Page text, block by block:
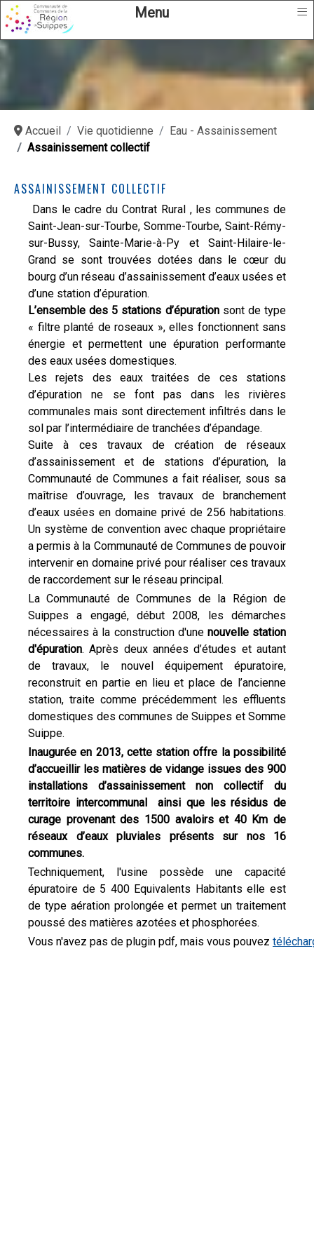
Menu ≡
Accueil Vie quotidienne
Eau - Assainissement
Assainissement collectif
ASSAINISSEMENT COLLECTIF
Dans le cadre du Contrat Rural , les communes de
Saint-Jean-sur-Tourbe, Somme-Tourbe, Saint-Rémy-
sur-Bussy, Sainte-Marie-à-Py et Saint-Hilaire-le-
Grand se sont trouvées dotées dans le cœur du
bourg d’un réseau d’assainissement d’eaux usées et
d’une station d’épuration.
L’ensemble des 5 stations d’épurationsont de type
« filtre planté de roseaux », elles fonctionnent sans
énergie et permettent une épuration performante
des eaux usées domestiques.
Les rejets des eaux traitées de ces stations
d’épuration ne se font pas dans les rivières
communales mais sont directement infiltrés dans le
sol par l’intermédiaire de tranchées d’épandage.
Suite à ces travaux de création de réseaux
d’assainissement et de stations d’épuration, la
Communauté de Communes a fait réaliser, sous sa
maîtrise d’ouvrage, les travaux de branchement
d’eaux usées en domaine privé de 256 habitations.
Un système de convention avec chaque propriétaire
a permis à la Communauté de Communes de pouvoir
intervenir en domaine privé pour réaliser ces travaux
de raccordement sur le réseau principal.
La Communauté de Communes de la Région de
Suippes a engagé, début 2008, les démarches
nécessaires à la construction d'une nouvelle station
d'épuration. Après deux années d’études et autant
de travaux, le nouvel équipement épuratoire,
reconstruit en partie en lieu et place de l’ancienne
station, traite comme précédemment les effluents
domestiques des communes de Suippes et Somme
Suippe.
Inaugurée en 2013, cette station offre la possibilité
d’accueillir les matières de vidange issues des 900
installations d’assainissement non collectif du
territoire intercommunal ainsi que les résidus de
curage provenant des 1500 avaloirs et 40 Km de
réseaux d’eaux pluviales présents sur nos 16
communes.
Techniquement, l'usine possède une capacité
épuratoire de 5 400 Equivalents Habitants elle est
de type aération prolongée et permet un traitement
poussé des matières azotées et phosphorées.
Vous n'avez pas de plugin pdf, mais vous pouvez